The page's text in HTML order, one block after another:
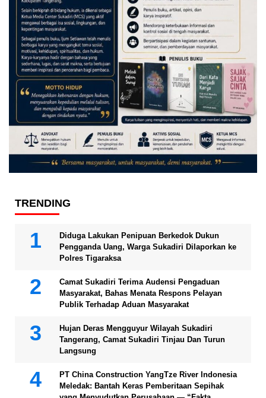
TRENDING
Diduga Lakukan Penipuan Berkedok Dukun
Pengganda Uang, Warga Sukadiri Dilaporkan ke
Polres Tigaraksa
Camat Sukadiri Terima Audensi Pengaduan
Masyarakat, Bahas Menata Respons Pelayan
Publik Terhadap Aduan Masyarakat
Hujan Deras Mengguyur Wilayah Sukadiri
Tangerang, Camat Sukadiri Tinjau Dan Turun
Langsung
PT China Construction YangTze River Indonesia
Meledak: Bantah Keras Pemberitaan Sepihak